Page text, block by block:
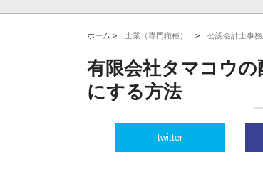
ホーム > 士業（専門職種） > 公認会計士事
有限会社タマコウ
にする方法
twitter